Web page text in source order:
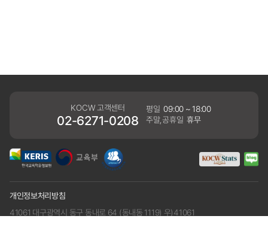
KOCW 고객센터
02-6271-0208
평일 09:00 ~ 18:00
주말,공휴일 휴무
개인정보처리방침
41061 대구광역시 동구 동내로 64 (동내동 1119) 우)41061